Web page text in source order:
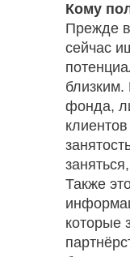
Кому
Прежде
сейчас
близким.
фонда,
Также
которые